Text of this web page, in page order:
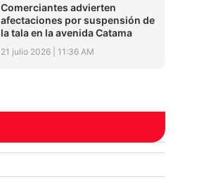
Comerciantes advierten
afectaciones por suspensión de
la tala en la avenida Catama
21 julio 2026 11:36 AM